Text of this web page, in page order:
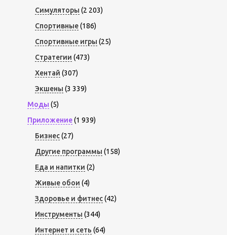
Симуляторы (2 203)
Спортивные(186)
Спортивные игры (25)
Стратегии (473)
Хентай (307)
Экшены (3 339)
Моды (5)
Приложение(1 939)
Бизнес(27)
Другие программы (158)
Еда и напитки (2)
Живые обои (4)
Здоровье и фитнес(42)
Инструменты (344)
Интернет и сеть (64)